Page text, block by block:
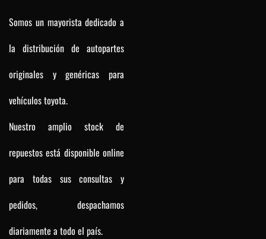
Somos un mayorista dedicado a
la distribución de autopartes
originales y genéricas para
vehículos toyota.
Nuestro amplio stock de
repuestos está disponible online
para todas sus consultas y
pedidos, despachamos
diariamente a todo el país.